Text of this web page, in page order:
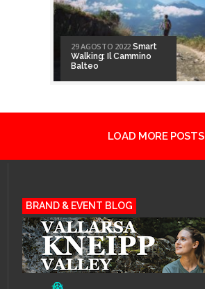
29 AGOSTO 2022 Smart
Walking: Il Cammino
Balteo
LOAD MORE POSTS
BRAND & EVENT BLOG